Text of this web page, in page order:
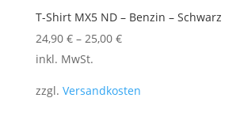
Optionen
können
auf
T-Shirt MX5 ND – Benzin – Schwarz
24,90 €– 25,00 €
Dieses
weist
inkl. MwSt.
zzgl. Versandkosten